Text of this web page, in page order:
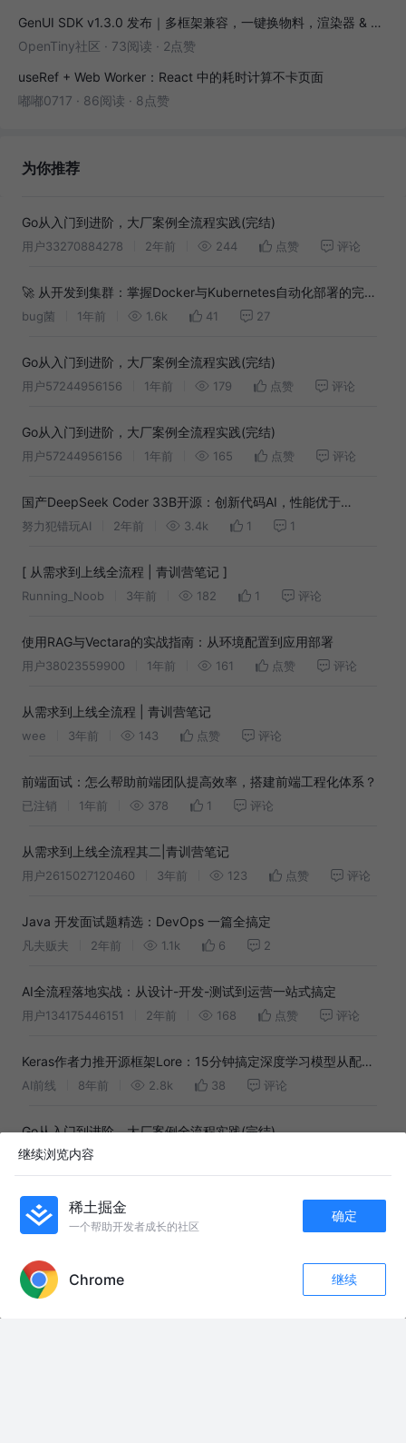
15
GenUI SDK v1.3.0 发布｜多框架兼容，一键换物料，渲染器 & 演练场全面增强！
OpenTiny社区 · 73阅读 · 2点赞
useRef + Web Worker：React 中的耗时计算不卡页面
嘟嘟0717 · 86阅读 · 8点赞
为你推荐
Go从入门到进阶，大厂案例全流程实践(完结)
用户33270884278 2年前 244 点赞 评论
🚀 从开发到集群：掌握Docker与Kubernetes自动化部署的完整
指南！
bug菌 1年前 1.6k 41 27
Go从入门到进阶，大厂案例全流程实践(完结)
用户57244956156 1年前 179 点赞 评论
Go从入门到进阶，大厂案例全流程实践(完结)
用户57244956156 1年前 165 点赞 评论
国产DeepSeek Coder 33B开源：创新代码AI，性能优于
CodeLlama
努力犯错玩AI 2年前 3.4k 1 1
[ 从需求到上线全流程 | 青训营笔记 ]
Running_Noob 3年前 182 1 评论
使用RAG与Vectara的实战指南：从环境配置到应用部署
用户38023559900 1年前 161 点赞 评论
从需求到上线全流程 | 青训营笔记
wee 3年前 143 点赞 评论
前端面试：怎么帮助前端团队提高效率，搭建前端工程化体系？
已注销 1年前 378 1 评论
从需求到上线全流程其二|青训营笔记
用户2615027120460 3年前 123 点赞 评论
Java 开发面试题精选：DevOps 一篇全搞定
凡夫贩夫 2年前 1.1k 6 2
AI全流程落地实战：从设计-开发-测试到运营一站式搞定
用户134175446151 2年前 168 点赞 评论
Keras作者力推开源框架Lore：15分钟搞定深度学习模型从配置
到部署
AI前线 8年前 2.8k 38 评论
Go从入门到进阶，大厂案例全流程实践(完结)
用户859548154665
AI全流程落地实战：从设计-开发-测试到运营一站式搞定（完
结）
用户231838434960 2年前 评论
友情链接：
继续浏览内容
稀土掘金
一个帮助开发者成长的社区
确定
Chrome 继续